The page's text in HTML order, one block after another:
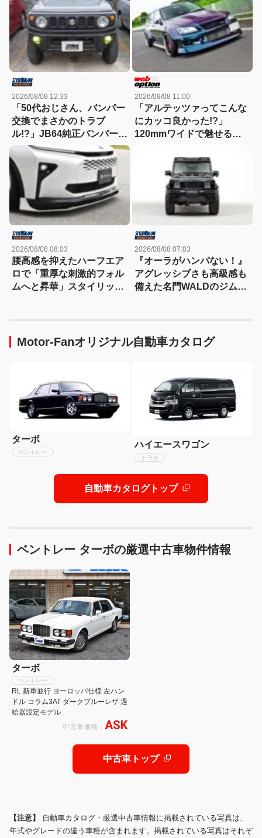
シャンスピリッツ・GRカ
ローラ】
2026/08/08 12:33
「50代おじさん、バンパー
交換でまさかのトラブ
ル!?」JB64純正バンパー流
用に挑戦したら、センサー
エラーも体験（涙）
2026/08/08 11:00
「アルテッツァってこんな
にカッコ良かった!?」
120mmワイドで魅せる新
2026/08/08 08:03
腰高感を抑えたハーフエア
ロで「重厚な刺激的フォル
ムへと昇華」スタイリッシ
2026/08/08 07:03
『オーラがハンパない！』
アグレッシブさも高級感も
備えた名門WALDのジムニ
Motor-Fanオリジナル自動車カタログ
ターボ
ベントレー
ハイエースワゴン
トヨタ
自動車カタログトップ
ベントレー ターボの厳選中古車物件情報
ターボ
ベントレー
RL 新車並行 ヨーロッパ仕様 左ハン
ドル コラム3AT ダークブルーレザ 過
給器設定モデル
中古車価格： ASK
中古車トップ
【注意】 自動車カタログ・厳選中古車情報に掲載されている写真は、
年式やグレードの違う車種が含まれます。掲載されている写真はそれぞ